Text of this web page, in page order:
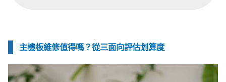
主機板維修值得嗎？從三面向評估划算度